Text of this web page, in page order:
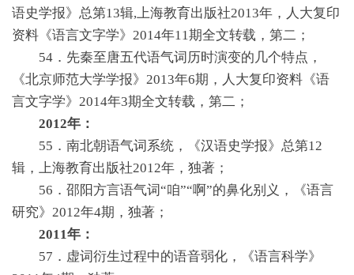
语史学报》总第13辑,上海教育出版社2013年，人大复印
资料《语言文字学》2014年11期全文转载，第二；
54．先秦至唐五代语气词历时演变的几个特点，
《北京师范大学学报》2013年6期，人大复印资料《语
言文字学》2014年3期全文转载，第二；
2012年：
55．南北朝语气词系统，《汉语史学报》总第12
辑，上海教育出版社2012年，独著；
56．邵阳方言语气词“咱”“啊”的鼻化别义，《语言
研究》2012年4期，独著；
2011年：
57．虚词衍生过程中的语音弱化，《语言科学》